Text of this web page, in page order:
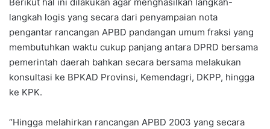
langkah logis yang secara dari penyampaian nota
pengantar rancangan APBD pandangan umum fraksi yang
membutuhkan waktu cukup panjang antara DPRD bersama
pemerintah daerah bahkan secara bersama melakukan
konsultasi ke BPKAD Provinsi, Kemendagri, DKPP, hingga
ke KPK.
“Hingga melahirkan rancangan APBD 2003 yang secara